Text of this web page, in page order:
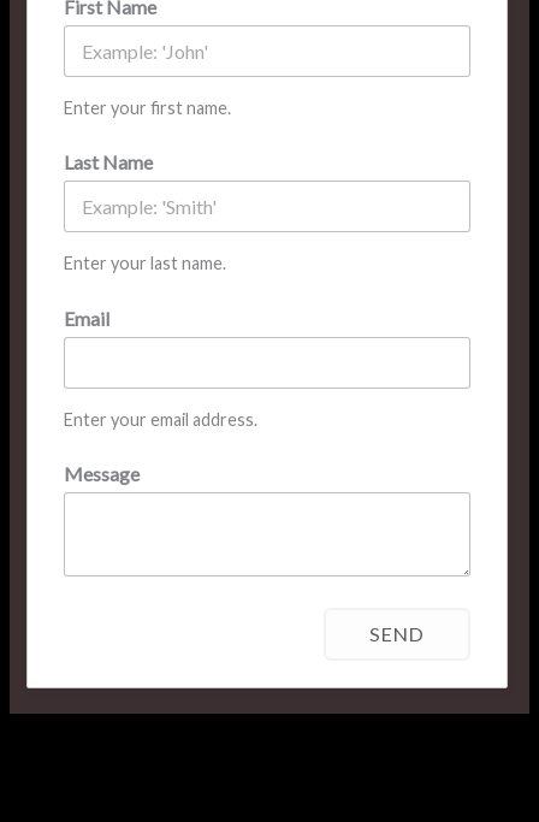
First Name
Enter your first name.
Last Name
Enter your last name.
Email
Enter your email address.
Message